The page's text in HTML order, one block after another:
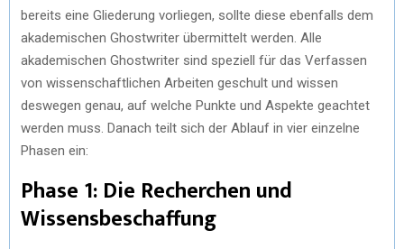
bereits eine Gliederung vorliegen, sollte diese ebenfalls dem
akademischen Ghostwriter übermittelt werden. Alle
akademischen Ghostwriter sind speziell für das Verfassen
von wissenschaftlichen Arbeiten geschult und wissen
deswegen genau, auf welche Punkte und Aspekte geachtet
werden muss. Danach teilt sich der Ablauf in vier einzelne
Phasen ein:
Phase 1: Die Recherchen und
Wissensbeschaffung